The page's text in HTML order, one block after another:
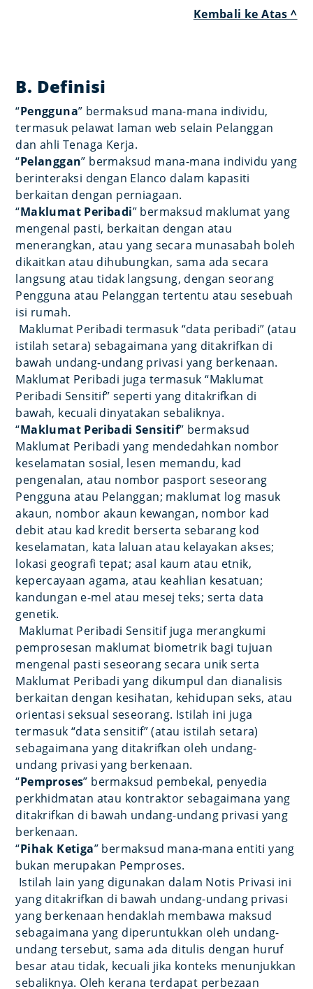
Kembali ke Atas ^
B. Definisi
“Pengguna” bermaksud mana-mana individu,
termasuk pelawat laman web selain Pelanggan
dan ahli Tenaga Kerja.
“Pelanggan” bermaksud mana-mana individu yang
berinteraksi dengan Elanco dalam kapasiti
berkaitan dengan perniagaan.
“Maklumat Peribadi” bermaksud maklumat yang
mengenal pasti, berkaitan dengan atau
menerangkan, atau yang secara munasabah boleh
dikaitkan atau dihubungkan, sama ada secara
langsung atau tidak langsung, dengan seorang
Pengguna atau Pelanggan tertentu atau sesebuah
isi rumah.
Maklumat Peribadi termasuk “data peribadi” (atau
istilah setara) sebagaimana yang ditakrifkan di
bawah undang-undang privasi yang berkenaan.
Maklumat Peribadi juga termasuk “Maklumat
Peribadi Sensitif” seperti yang ditakrifkan di
bawah, kecuali dinyatakan sebaliknya.
“Maklumat Peribadi Sensitif” bermaksud
Maklumat Peribadi yang mendedahkan nombor
keselamatan sosial, lesen memandu, kad
pengenalan, atau nombor pasport seseorang
Pengguna atau Pelanggan; maklumat log masuk
akaun, nombor akaun kewangan, nombor kad
debit atau kad kredit berserta sebarang kod
keselamatan, kata laluan atau kelayakan akses;
lokasi geografi tepat; asal kaum atau etnik,
kepercayaan agama, atau keahlian kesatuan;
kandungan e-mel atau mesej teks; serta data
genetik.
Maklumat Peribadi Sensitif juga merangkumi
pemprosesan maklumat biometrik bagi tujuan
mengenal pasti seseorang secara unik serta
Maklumat Peribadi yang dikumpul dan dianalisis
berkaitan dengan kesihatan, kehidupan seks, atau
orientasi seksual seseorang. Istilah ini juga
termasuk “data sensitif” (atau istilah setara)
sebagaimana yang ditakrifkan oleh undang-
undang privasi yang berkenaan.
“Pemproses” bermaksud pembekal, penyedia
perkhidmatan atau kontraktor sebagaimana yang
ditakrifkan di bawah undang-undang privasi yang
berkenaan.
“Pihak Ketiga” bermaksud mana-mana entiti yang
bukan merupakan Pemproses.
Istilah lain yang digunakan dalam Notis Privasi ini
yang ditakrifkan di bawah undang-undang privasi
yang berkenaan hendaklah membawa maksud
sebagaimana yang diperuntukkan oleh undang-
undang tersebut, sama ada ditulis dengan huruf
besar atau tidak, kecuali jika konteks menunjukkan
sebaliknya. Oleh kerana terdapat perbezaan